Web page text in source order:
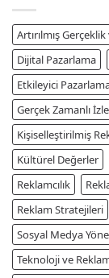
Artırılmış
Dijital Pazarlama
Etkileyici
Gerçek Zamanlı
Kişiselleştirilmiş
Kültürel Değerler
Reklamcılık
Reklam Stratejileri
Sosyal Medya
Teknoloji ve